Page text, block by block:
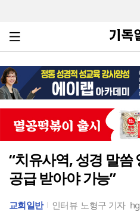
“치유사역, 성경 말씀
공급 받아야 가능”
교회일반 인터뷰 노형구 기자